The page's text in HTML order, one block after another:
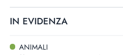
IN EVIDENZA
ANIMALI